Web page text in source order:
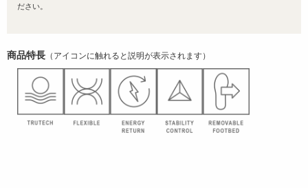
ださい。
商品特長 （アイコンに触れると説明が表示されます）